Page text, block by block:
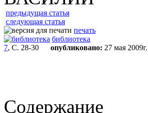
предыдущая статья
следующая статья
печать
библиотека
7, С. 28-30 опубликовано: 27 мая 2009г.
Содержание